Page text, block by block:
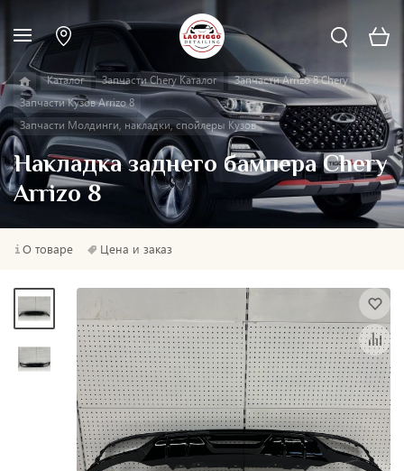
Каталог Запчасти Chery Каталог
Запчасти Arrizo 8 Chery
Запчасти Кузов Arrizo 8
Запчасти Молдинги, накладки, спойлеры Кузов
Накладка заднего бампера Chery
Arrizo 8
О товаре Цена и заказ